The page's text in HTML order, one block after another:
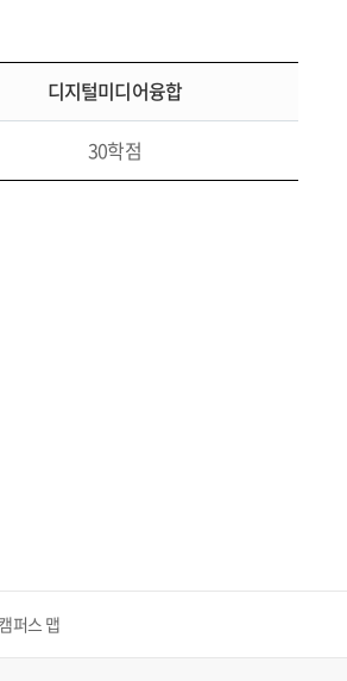
디지털미디어융합
30학점
캠퍼스 맵